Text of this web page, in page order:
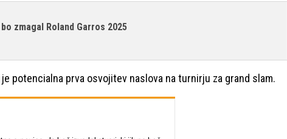
zmagal Roland Garros 2025
potencialna prva osvojitev naslova na turnirju za grand slam.